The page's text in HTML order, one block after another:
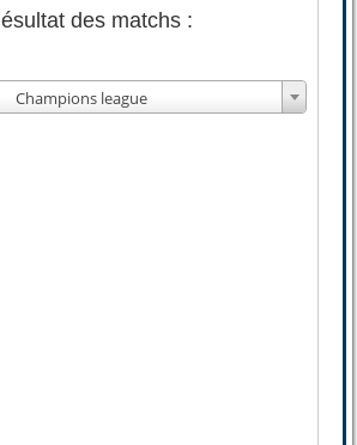
des matchs :
Champions league